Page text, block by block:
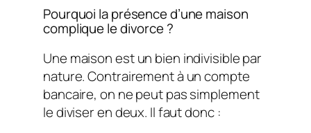
Pourquoi la présence d’une maison
complique le divorce ?
Une maison est un bien indivisible par
nature. Contrairement à un compte
bancaire, on ne peut pas simplement
le diviser en deux. Il faut donc :